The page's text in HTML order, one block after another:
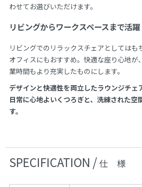
わせてお選びいただけます。
リビングからワークスペースまで活躍
リビングでのリラックスチェアとしてはも
オフィスにもおすすめ。快適な座り心地が
業時間もより充実したものにします。
デザインと快適性を両立したラウンジチェ
日常に心地よいくつろぎと、洗練された空
す。
SPECIFICATION /仕 様